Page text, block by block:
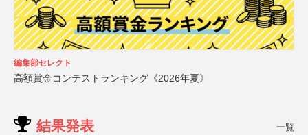
編集部セレクト
高額賞金コンテストランキング《2026年夏》
結果発表 一覧